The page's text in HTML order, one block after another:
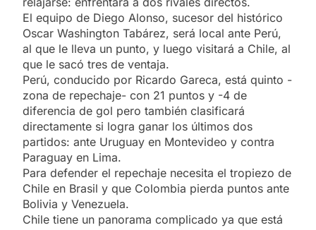
El equipo de Diego Alonso, sucesor del histórico
Oscar Washington Tabárez, será local ante Perú,
al que le lleva un punto, y luego visitará a Chile, al
que le sacó tres de ventaja.
Perú, conducido por Ricardo Gareca, está quinto -
zona de repechaje- con 21 puntos y -4 de
diferencia de gol pero también clasificará
directamente si logra ganar los últimos dos
partidos: ante Uruguay en Montevideo y contra
Paraguay en Lima.
Para defender el repechaje necesita el tropiezo de
Chile en Brasil y que Colombia pierda puntos ante
Bolivia y Venezuela.
Chile tiene un panorama complicado ya que está